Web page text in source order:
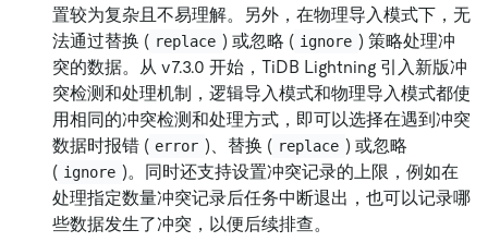
置较为复杂且不易理解。另外，在物理导入模式下，无
法通过替换 ( replace ) 或忽略 ( ignore ) 策略处理冲
突的数据。从 v7.3.0 开始，TiDB Lightning 引入新版冲
突检测和处理机制，逻辑导入模式和物理导入模式都使
用相同的冲突检测和处理方式，即可以选择在遇到冲突
数据时报错 ( error )、替换 ( replace ) 或忽略
( ignore )。同时还支持设置冲突记录的上限，例如在
处理指定数量冲突记录后任务中断退出，也可以记录哪
些数据发生了冲突，以便后续排查。